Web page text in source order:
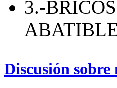
3.-
Discusión